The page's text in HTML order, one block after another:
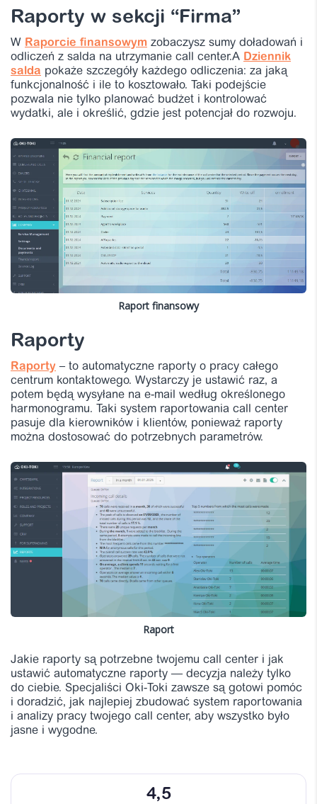
Raporty w sekcji “Firma”
W Raporcie finansowym zobaczysz sumy doładowań i
odliczeń z salda na utrzymanie call center.A Dziennik
salda pokaże szczegóły każdego odliczenia: za jaką
funkcjonalność i ile to kosztowało. Taki podejście
pozwala nie tylko planować budżet i kontrolować
wydatki, ale i określić, gdzie jest potencjał do rozwoju.
Raport finansowy
Raporty
Raporty – to automatyczne raporty o pracy całego
centrum kontaktowego. Wystarczy je ustawić raz, a
potem będą wysyłane na e-mail według określonego
harmonogramu. Taki system raportowania call center
pasuje dla kierowników i klientów, ponieważ raporty
można dostosować do potrzebnych parametrów.
Raport
Jakie raporty są potrzebne twojemu call center i jak
ustawić automatyczne raporty — decyzja należy tylko
do ciebie. Specjaliści Oki-Toki zawsze są gotowi pomóc
i doradzić, jak najlepiej zbudować system raportowania
i analizy pracy twojego call center, aby wszystko było
jasne i wygodne.
4,5